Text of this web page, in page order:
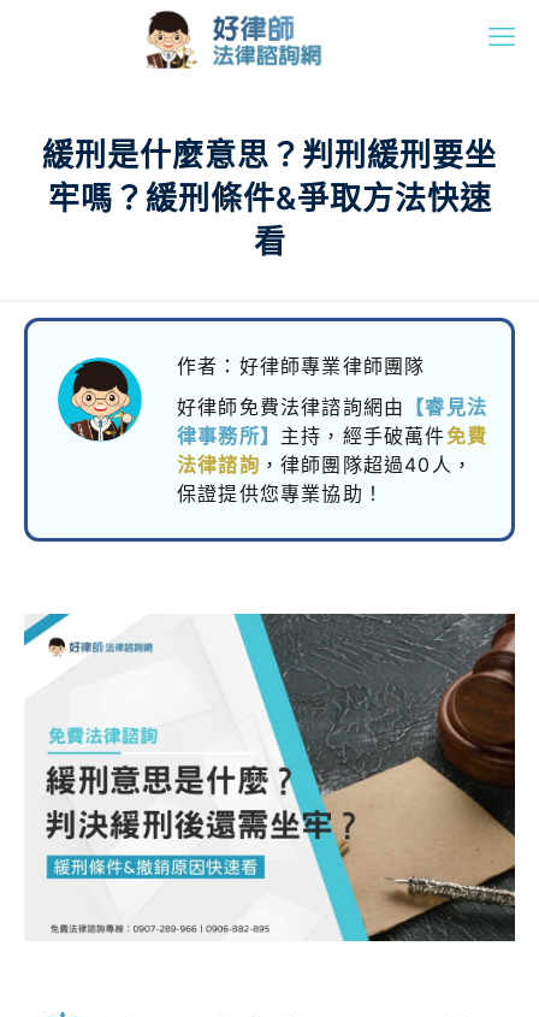
緩刑是什麼意思？判刑緩刑要坐
牢嗎？緩刑條件&爭取方法快速
看
作者：好律師專業律師團隊
好律師免費法律諮詢網由
【睿見法
律事務所】 主持， 經手破萬件免費
法律諮詢 ，律師團隊超過40人，
保證提供您專業協助！